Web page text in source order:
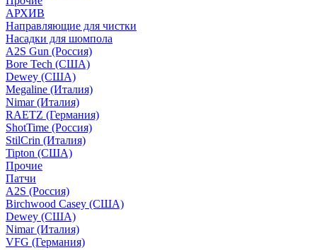
АРХИВ
Направляющие для чистки
Насадки для шомпола
A2S Gun (Россия)
Bore Tech (США)
Dewey (США)
Megaline (Италия)
Nimar (Италия)
RAETZ (Германия)
ShotTime (Россия)
StilCrin (Италия)
Tipton (США)
Прочие
Патчи
A2S (Россия)
Birchwood Casey (США)
Dewey (США)
Nimar (Италия)
VFG (Германия)